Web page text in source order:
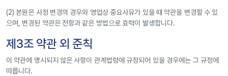
(2) 본원은 사정 변경의 경우와 영업상 중요사유가 있을 때 약관을 변경할 수 있
으며, 변경된 약관은 전항과 같은 방법으로 효력이 발생합니다.
제3조 약관 외 준칙
이 약관에 명시되지 않은 사항이 관계법령에 규정되어 있을 경우에는 그 규정에
따릅니다.